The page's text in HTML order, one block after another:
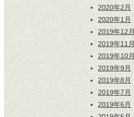
2020年2月
2020年1月
2019年12月
2019年11月
2019年10月
2019年9月
2019年8月
2019年7月
2019年6月